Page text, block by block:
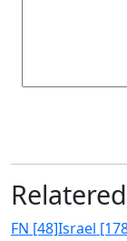
FN [48]Israel